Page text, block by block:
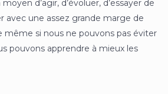
d’agir, d’évoluer, d’essayer de
avec une assez grande marge de
même si nous ne pouvons pas éviter
pouvons apprendre à mieux les